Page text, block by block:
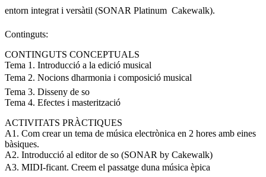
entorn integrat i versàtil (SONAR Platinum  Cakewalk).
Continguts:
CONTINGUTS CONCEPTUALS
Tema 1. Introducció a la edició musical
Tema 2. Nocions dharmonia i composició musical
Tema 3. Disseny de so
Tema 4. Efectes i masterització
ACTIVITATS PRÀCTIQUES
A1. Com crear un tema de música electrònica en 2 hores amb eines
bàsiques.
A2. Introducció al editor de so (SONAR by Cakewalk)
A3. MIDI-ficant. Creem el passatge duna música èpica